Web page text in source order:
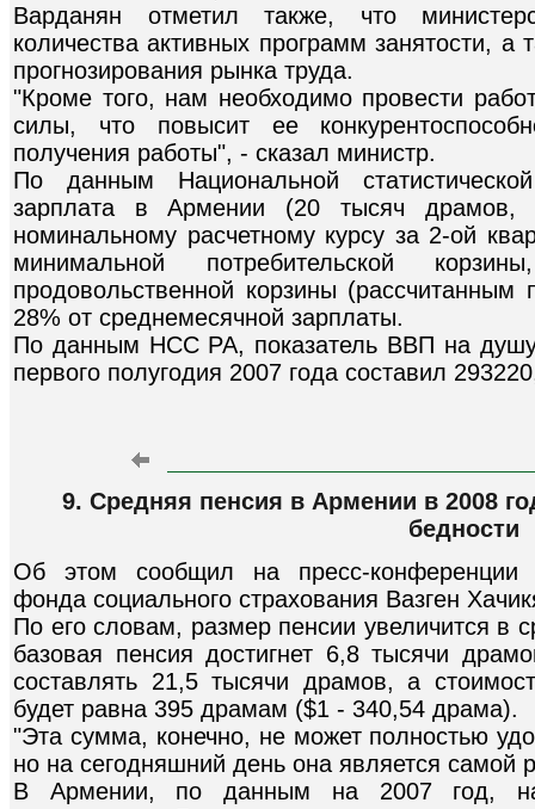
Варданян отметил также, что
количества активных программ занятости, а
прогнозирования рынка труда.
"Кроме того, нам необходимо провести
силы, что повысит ее
получения работы", - сказал министр.
По данным Национальной
зарплата в Армении (20 тысяч
номинальному расчетному курсу за 2-ой
минимальной потребительской
продовольственной корзины
28% от среднемесячной зарплаты.
По данным НСС РА, показатель ВВП на
первого полугодия 2007 года составил
9. Средняя пенсия в Армении в 2008
бедности
Об этом сообщил на пресс-конференции
фонда социального страхования Вазген
По его словам, размер пенсии увеличится в
базовая пенсия достигнет 6,8 тысячи
составлять 21,5 тысячи драмов, а
будет равна 395 драмам ($1 - 340,54 драма).
"Эта сумма, конечно, не может полностью
но на сегодняшний день она является самой
В Армении, по данным на 2007 год,